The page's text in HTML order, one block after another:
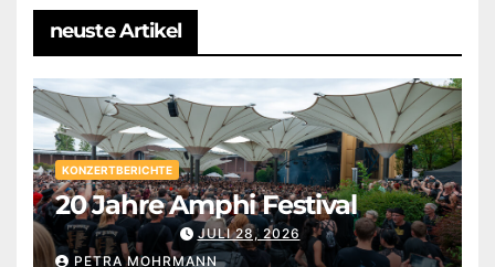
neuste Artikel
KONZERTBERICHTE
20 Jahre Amphi Festival
JULI 28, 2026
PETRA MOHRMANN